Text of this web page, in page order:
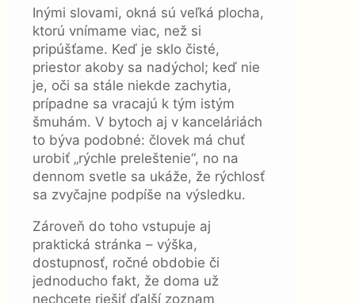
Inými slovami, okná sú veľká plocha,
ktorú vnímame viac, než si
pripúšťame. Keď je sklo čisté,
priestor akoby sa nadýchol; keď nie
je, oči sa stále niekde zachytia,
prípadne sa vracajú k tým istým
šmuhám. V bytoch aj v kanceláriách
to býva podobné: človek má chuť
urobiť „rýchle preleštenie“, no na
dennom svetle sa ukáže, že rýchlosť
sa zvyčajne podpíše na výsledku.
Zároveň do toho vstupuje aj
praktická stránka – výška,
dostupnosť, ročné obdobie či
jednoducho fakt, že doma už
nechcete riešiť ďalší zoznam